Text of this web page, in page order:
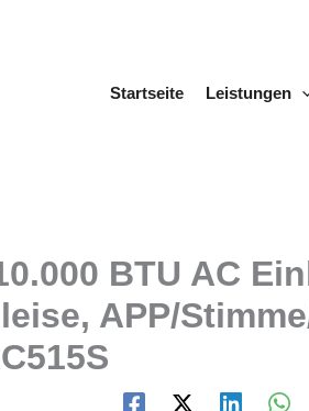
Startseite
Leistungen
BTU AC
APP/